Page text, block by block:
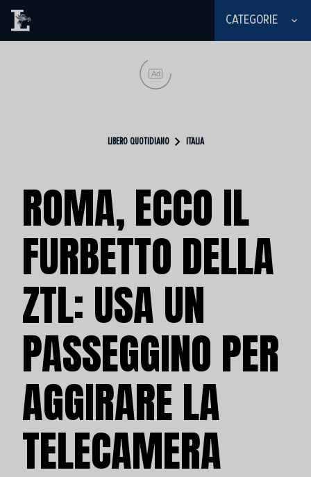
CATEGORIE
Ad
LIBERO QUOTIDIANO ITALIA
ROMA, ECCO IL
FURBETTO DELLA
ZTL: USA UN
PASSEGGINO PER
AGGIRARE LA
TELECAMERA